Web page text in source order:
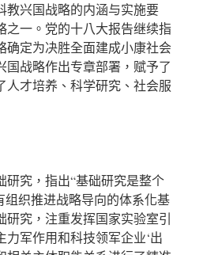
教兴国战略的内涵与实施要
之一。党的十八大报告继续指
确定为决胜全面建成小康社会
战略作出专章部署，赋予了
才培养、科学研究、社会服
究，指出“基础研究是整个
织推进战略导向的体系化基
究，注重发挥国家实验室引
军作用和科技领军企业‘出